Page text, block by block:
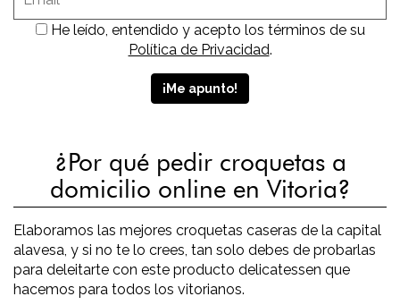
He leído, entendido y acepto los términos de su
Política de Privacidad.
¿Por qué pedir croquetas a
domicilio online en Vitoria?
Elaboramos las mejores croquetas caseras de la capital
alavesa, y si no te lo crees, tan solo debes de probarlas
para deleitarte con este producto delicatessen que
hacemos para todos los vitorianos.